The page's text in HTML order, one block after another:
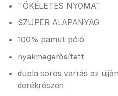
TÖKÉLETES NYOMAT
SZUPER ALAPANYAG
100% pamut póló
nyakmegerősített
dupla soros varrás az
derékrészen